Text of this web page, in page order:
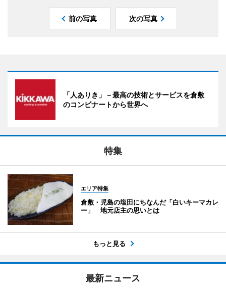
前の写真 次の写真
「人ありき」－最高の技術とサービスを倉敷
のコンビナートから世界へ
特集
エリア特集
倉敷・児島の塩田にちなんだ「白いキーマカレ
ー」 地元店主の思いとは
もっと見る
最新ニュース